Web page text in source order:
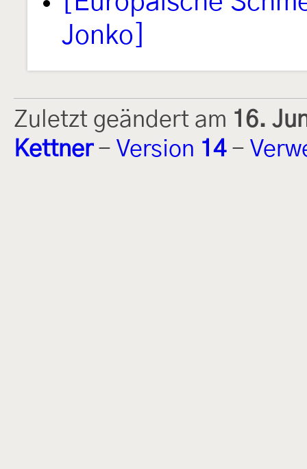
Jonko]
Zuletzt geändert am 16.
Kettner- Version 14-